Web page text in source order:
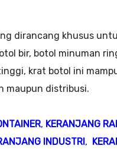
dirancang khusus
bir, botol minuman
krat botol ini
maupun distribusi.
, KERANJANG
INDUSTRI,